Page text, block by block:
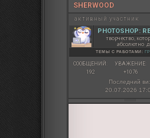
SHERWOOD
активный участник
PHOTOSHOP:
творчество,
абсолютно
ТЕМЫ С РАБОТАМИ:
СООБЩЕНИЙ:
192
УВАЖЕНИЕ:
+1076
Последний
20.07.2026